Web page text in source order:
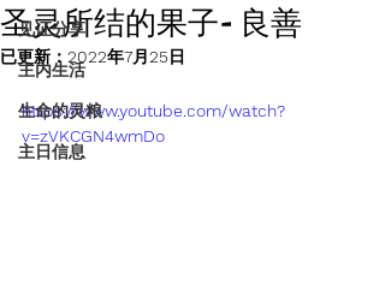
见证分享
主内生活
生命的灵粮
主日信息
圣灵所结的果子- 良善
已更新： 2022年7月25日
https://www.youtube.com/watch?
v=zVKCGN4wmDo